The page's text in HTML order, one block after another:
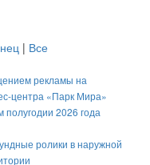
| Все
рекламы на
центра «Парк Мира»
полугодии 2026 года
ролики в наружной